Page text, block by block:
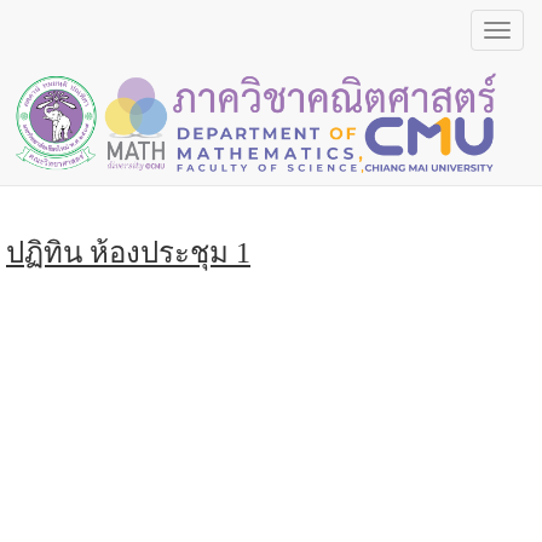
ปฏิทิน ห้องประชุม 1